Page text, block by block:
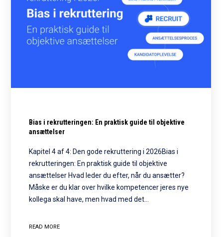
Bias i rekrutteringen: En praktisk guide til objektive
ansættelser
Kapitel 4 af 4: Den gode rekruttering i 2026Bias i
rekrutteringen: En praktisk guide til objektive
ansættelser Hvad leder du efter, når du ansætter?
Måske er du klar over hvilke kompetencer jeres nye
kollega skal have, men hvad med det…
READ MORE